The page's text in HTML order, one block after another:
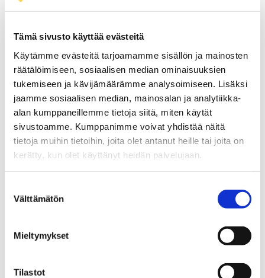
Tämä sivusto käyttää evästeitä
Käytämme evästeitä tarjoamamme sisällön ja mainosten
räätälöimiseen, sosiaalisen median ominaisuuksien
tukemiseen ja kävijämäärämme analysoimiseen. Lisäksi
jaamme sosiaalisen median, mainosalan ja analytiikka-
alan kumppaneillemme tietoja siitä, miten käytät
sivustoamme. Kumppanimme voivat yhdistää näitä
tietoja muihin tietoihin, joita olet antanut heille tai joita on
kerätty, kun olet käyttänyt heidän palvelujaan.
valinta
Välttämätön
Mieltymykset
Tilastot
Sähköposti
merja.kangasjarvi@uwasa.fi
Puhelin
+358294498205
Avaa profiilisivu
Tutkimusryhmän
alaryhmät
Polttoainetutkimus
Simulointi ja mallintaminen